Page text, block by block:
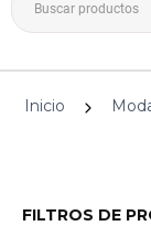
Inicio
FILTROS DE